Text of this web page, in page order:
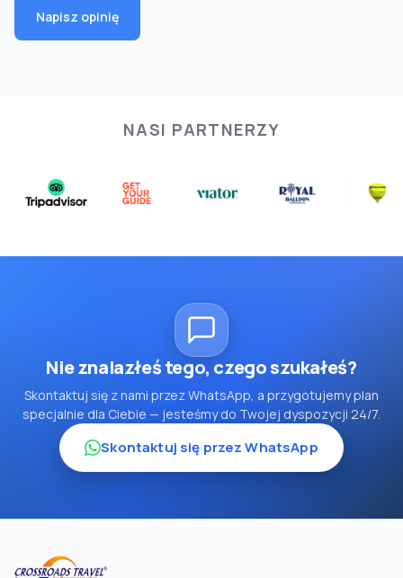
Napisz opinię
NASI PARTNERZY
Nie znalazłeś tego, czego szukałeś?
Skontaktuj się z nami przez WhatsApp, a przygotujemy plan
specjalnie dla Ciebie — jesteśmy do Twojej dyspozycji 24/7.
Skontaktuj się przez WhatsApp